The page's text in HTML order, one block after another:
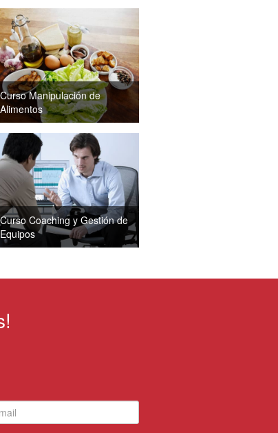
Curso Manipulación de
Alimentos
Curso Coaching y Gestión de
Equipos